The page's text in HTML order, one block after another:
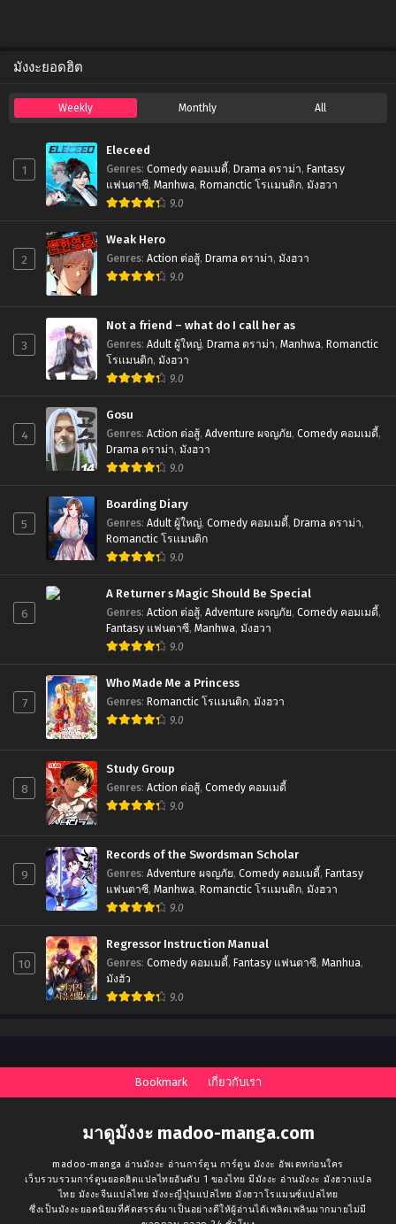
มังงะยอดฮิต
Weekly Monthly All
1
Eleceed
Genres: Comedy คอมเมดี้, Drama ดราม่า, Fantasy
แฟนตาซี, Manhwa, Romanctic โรเเมนติก, มังฮวา
9.0
2
Weak Hero
Genres: Action ต่อสู้, Drama ดราม่า, มังฮวา
9.0
3
Not a friend – what do I call her as
Genres: Adult ผู้ใหญ่, Drama ดราม่า, Manhwa, Romanctic
โรเเมนติก, มังฮวา
9.0
4
Gosu
Genres: Action ต่อสู้, Adventure ผจญภัย, Comedy คอมเมดี้,
Drama ดราม่า, มังฮวา
9.0
5
Boarding Diary
Genres: Adult ผู้ใหญ่, Comedy คอมเมดี้, Drama ดราม่า,
Romanctic โรเเมนติก
9.0
6
A Returner s Magic Should Be Special
Genres: Action ต่อสู้, Adventure ผจญภัย, Comedy คอมเมดี้,
Fantasy แฟนตาซี, Manhwa, มังฮวา
9.0
7
Who Made Me a Princess
Genres: Romanctic โรเเมนติก, มังฮวา
9.0
8
Study Group
Genres: Action ต่อสู้, Comedy คอมเมดี้
9.0
9
Records of the Swordsman Scholar
Genres: Adventure ผจญภัย, Comedy คอมเมดี้, Fantasy
แฟนตาซี, Manhwa, Romanctic โรเเมนติก, มังฮวา
9.0
10
Regressor Instruction Manual
Genres: Comedy คอมเมดี้, Fantasy แฟนตาซี, Manhua,
มังฮัว
9.0
Bookmark เกี่ยวกับเรา
มาดูมังงะ madoo-manga.com
madoo-manga อ่านมังงะ อ่านการ์ตูน การ์ตูน มังงะ อัพเดทก่อนใคร
เว็บรวบรวมการ์ตูนยอดฮิตแปลไทยอันดับ 1 ของไทย มีมังงะ อ่านมังงะ มังฮวาแปล
ไทย มังงะจีนแปลไทย มังงะญี่ปุ่นแปลไทย มังฮวาโรแมนซ์แปลไทย
ซึ่งเป็นมังงะยอดนิยมที่คัดสรรค์มาเป็นอย่างดีให้ผู้อ่านได้เพลิดเพลินมากมายไม่มี